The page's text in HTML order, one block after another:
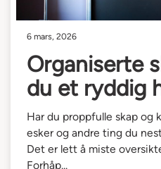
6 mars, 2026
Organiserte
du et ryddig
Har du proppfulle skap og
esker og andre ting du
Det er lett å miste
Forhåp...